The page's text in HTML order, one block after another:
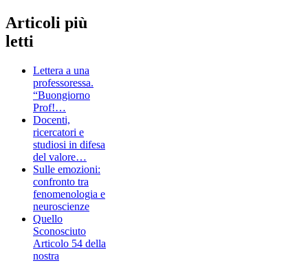
Articoli più
letti
Lettera a una
professoressa.
“Buongiorno
Prof!…
Docenti,
ricercatori e
studiosi in difesa
del valore…
Sulle emozioni:
confronto tra
fenomenologia e
neuroscienze
Quello
Sconosciuto
Articolo 54 della
nostra